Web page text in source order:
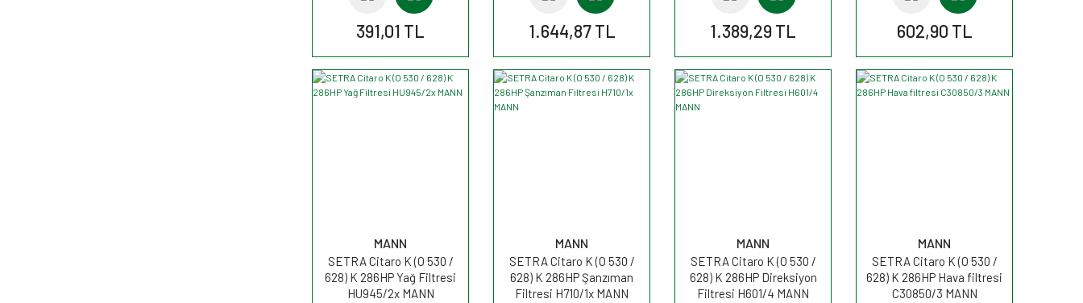
391,01 TL 1.644,87 TL 1.389,29 TL 602,90 TL
MANN
SETRA Citaro K (O 530 /
628) K 286HP Yağ Filtresi
HU945/2x MANN
MANN
SETRA Citaro K (O 530 /
628) K 286HP Şanzıman
Filtresi H710/1x MANN
MANN
SETRA Citaro K (O 530 /
628) K 286HP Direksiyon
Filtresi H601/4 MANN
MANN
SETRA Citaro K (O 530 /
628) K 286HP Hava filtresi
C30850/3 MANN